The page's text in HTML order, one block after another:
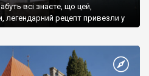
всі знаєте, що цей,
легендарний рецепт привезли у